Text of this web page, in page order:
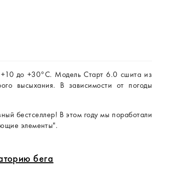
до +30°C. Модель Старт 6.0 сшита из
высыхания. В зависимости от погоды
бестселлер! В этом году мы поработали
элементы".
бега